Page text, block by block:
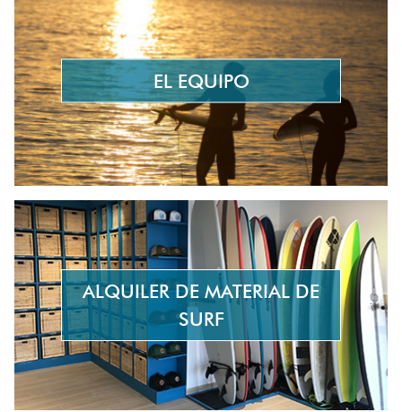
EL EQUIPO
ALQUILER DE MATERIAL DE
SURF